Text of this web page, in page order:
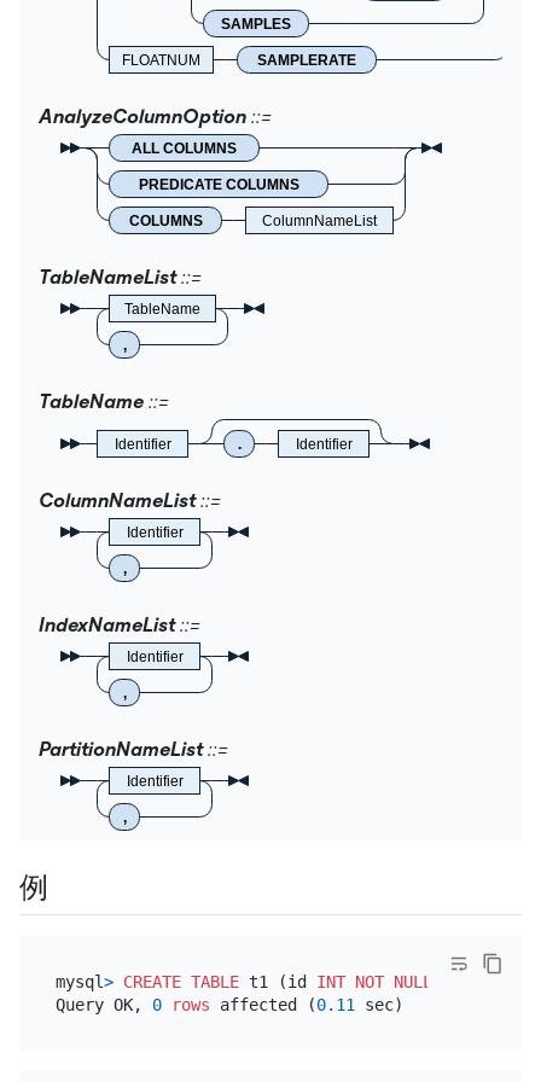
SAMPLES
FLOATNUM SAMPLERATE
AnalyzeColumnOption
ALL COLUMNS
PREDICATE COLUMNS
COLUMNS ColumnNameList
TableNameList
TableName
,
TableName
Identifier . Identifier
ColumnNameList
Identifier
,
IndexNameList
Identifier
,
PartitionNameList
Identifier
,
例
mysql> CREATE TABLE t1 (id INT NOT NULL
PRIMARY
Query OK, 0 rows affected (0.11